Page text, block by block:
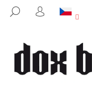
HLEDAT
PŘIHLÁŠENÍ
C
O